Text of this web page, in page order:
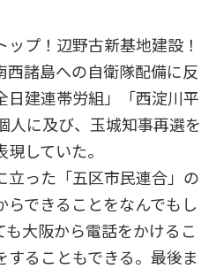
プ！辺野古新基地建設！
西諸島への自衛隊配備に反
日建連帯労組」「西淀川平
人に及び、玉城知事再選を
していた。
った「五区市民連合」の
できることをなんでもし
大阪から電話をかけるこ
することもできる。最後ま